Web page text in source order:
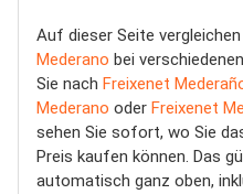
Auf dieser Seite
Mederano bei
Sie nach Freixenet
Mederano oder Freixenet
sehen Sie sofort, wo Sie
Preis kaufen können. Das
automatisch ganz oben,